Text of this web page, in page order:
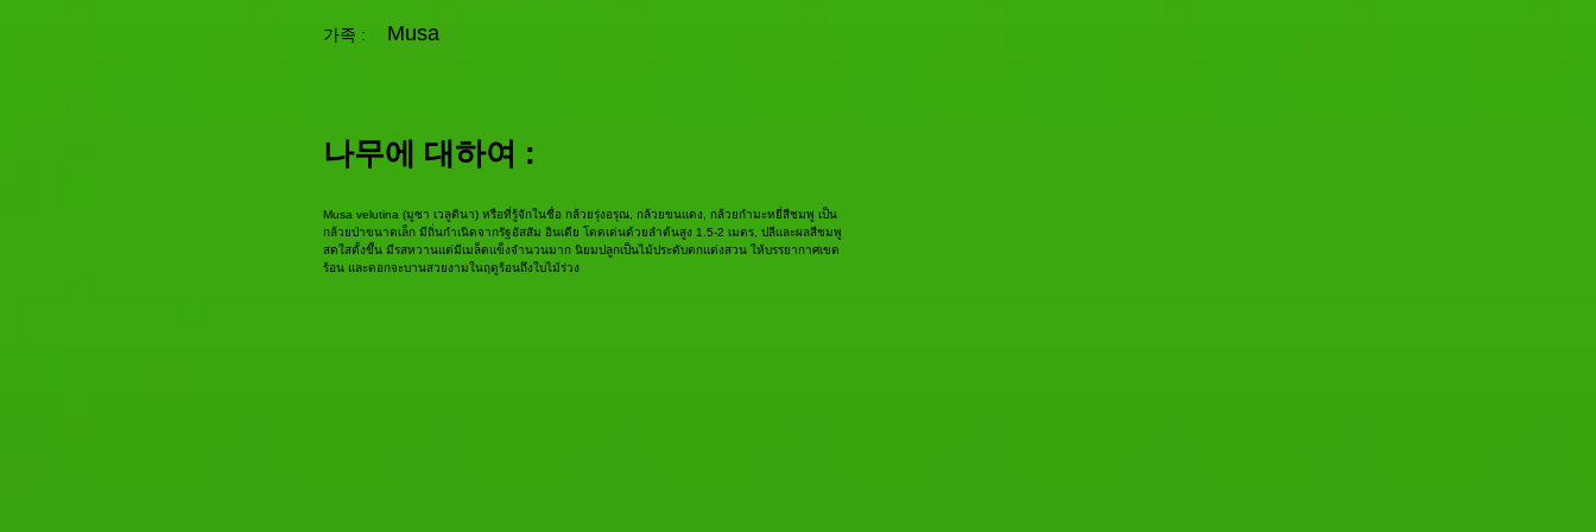
가족 : Musa
나무에 대하여 :
Musa velutina (มูซา เวลูตินา) หรือที่รู้จักในชื่อ กล้วยรุ่งอรุณ, กล้วยขนแดง, กล้วยกำมะหยี่สีชมพู เป็น
กล้วยป่าขนาดเล็ก มีถิ่นกำเนิดจากรัฐอัสสัม อินเดีย โดดเด่นด้วยลำต้นสูง 1.5-2 เมตร, ปลีและผลสีชมพู
สดใสตั้งขึ้น มีรสหวานแต่มีเมล็ดแข็งจำนวนมาก นิยมปลูกเป็นไม้ประดับตกแต่งสวน ให้บรรยากาศเขต
ร้อน และดอกจะบานสวยงามในฤดูร้อนถึงใบไม้ร่วง